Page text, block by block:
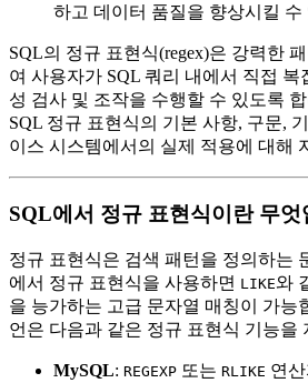
하고 데이터 품질을 향상시킬 수
SQL의 정규 표현식(regex)은 강력한
여 사용자가 SQL 쿼리 내에서 직접 복
성 검사 및 조작을 수행할 수 있도록
SQL 정규 표현식의 기본 사항, 구문,
이스 시스템에서의 실제 적용에 대해
SQL에서 정규 표현식이란 무엇
정규 표현식은 검색 패턴을 정의하는
에서 정규 표현식을 사용하면 LIKE와
을 능가하는 고급 문자열 매칭이 가능
언은 다음과 같은 정규 표현식 기능을
MySQL: REGEXP 또는 RLIKE 연